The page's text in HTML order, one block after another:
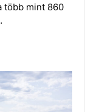
több mint 860